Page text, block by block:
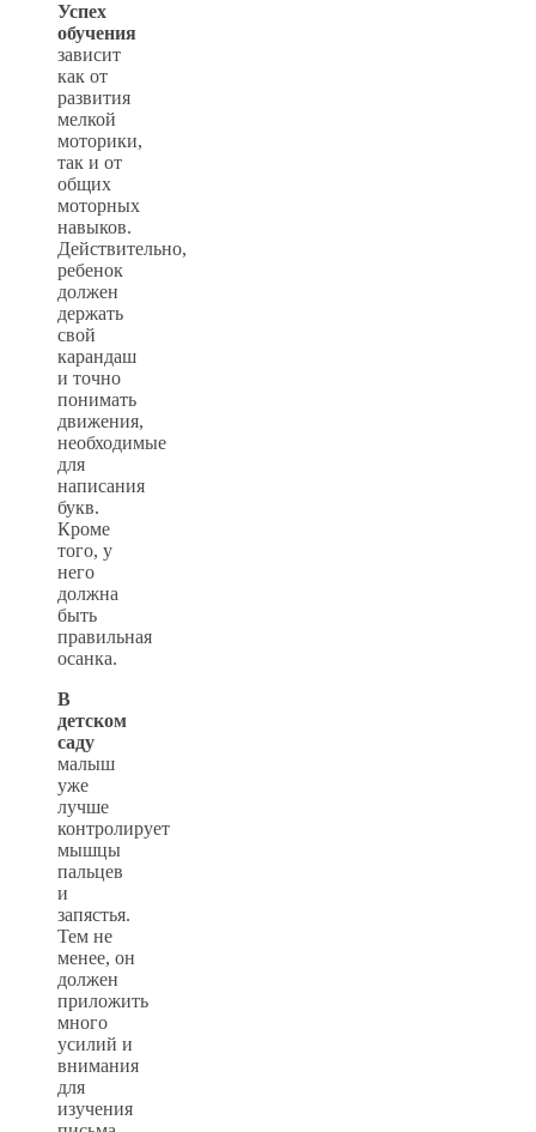
Успех
обучения
зависит
как от
развития
мелкой
моторики,
так и от
общих
моторных
навыков.
Действительно,
ребенок
должен
держать
свой
карандаш
и точно
понимать
движения,
необходимые
для
написания
букв.
Кроме
того, у
него
должна
быть
правильная
осанка.
В
детском
саду
малыш
уже
лучше
контролирует
мышцы
пальцев
и
запястья.
Тем не
менее, он
должен
приложить
много
усилий и
внимания
для
изучения